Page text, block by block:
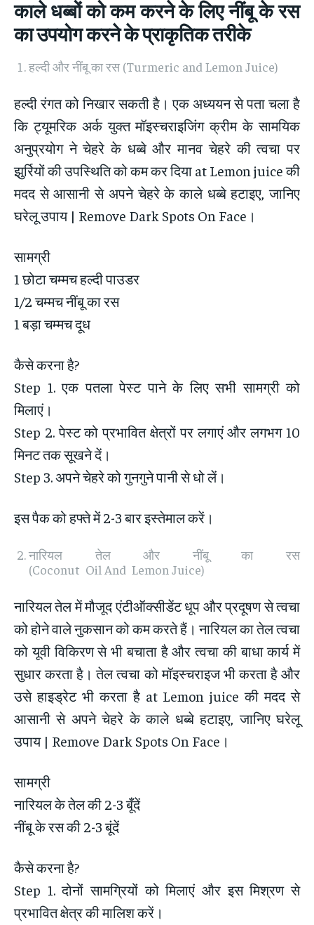
काले धब्बों को कम करने के लिए नींबू के रस
का उपयोग करने के प्राकृतिक तरीके
हल्दी और नींबू का रस (Turmeric and Lemon Juice)
हल्दी रंगत को निखार सकती है। एक अध्ययन से पता चला है
कि ट्यूमरिक अर्क युक्त मॉइस्चराइजिंग क्रीम के सामयिक
अनुप्रयोग ने चेहरे के धब्बे और मानव चेहरे की त्वचा पर
झुर्रियों की उपस्थिति को कम कर दिया at Lemon juice की
मदद से आसानी से अपने चेहरे के काले धब्बे हटाइए, जानिए
घरेलू उपाय | Remove Dark Spots On Face।
सामग्री
1 छोटा चम्मच हल्दी पाउडर
1/2 चम्मच नींबू का रस
1 बड़ा चम्मच दूध
कैसे करना है?
Step 1. एक पतला पेस्ट पाने के लिए सभी सामग्री को
मिलाएं।
Step 2. पेस्ट को प्रभावित क्षेत्रों पर लगाएं और लगभग 10
मिनट तक सूखने दें।
Step 3. अपने चेहरे को गुनगुने पानी से धो लें।
इस पैक को हफ्ते में 2-3 बार इस्तेमाल करें।
नारियल तेल और नींबू का रस
(Coconut Oil And Lemon Juice)
नारियल तेल में मौजूद एंटीऑक्सीडेंट धूप और प्रदूषण से त्वचा
को होने वाले नुकसान को कम करते हैं। नारियल का तेल त्वचा
को यूवी विकिरण से भी बचाता है और त्वचा की बाधा कार्य में
सुधार करता है। तेल त्वचा को मॉइस्चराइज भी करता है और
उसे हाइड्रेट भी करता है at Lemon juice की मदद से
आसानी से अपने चेहरे के काले धब्बे हटाइए, जानिए घरेलू
उपाय | Remove Dark Spots On Face।
सामग्री
नारियल के तेल की 2-3 बूँदें
नींबू के रस की 2-3 बूंदें
कैसे करना है?
Step 1. दोनों सामग्रियों को मिलाएं और इस मिश्रण से
प्रभावित क्षेत्र की मालिश करें।